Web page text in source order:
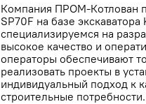
Компания ПРОМ-Котлован
SP70F на базе
специализируемся на
высокое качество и
операторы обеспечивают
реализовать проекты в
индивидуальный подход к
строительные потребности.